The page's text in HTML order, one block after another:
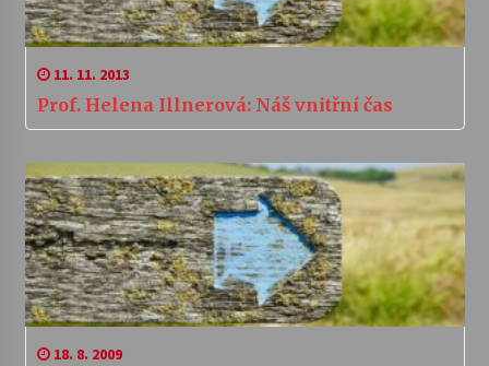
11. 11. 2013
Prof. Helena Illnerová: Náš vnitřní čas
18. 8. 2009